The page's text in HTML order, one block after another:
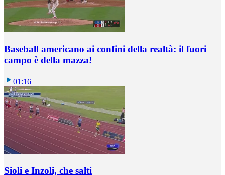
Baseball americano ai confini della realtà: il fuori
campo è della mazza!
01:16
Sioli e Inzoli, che salti